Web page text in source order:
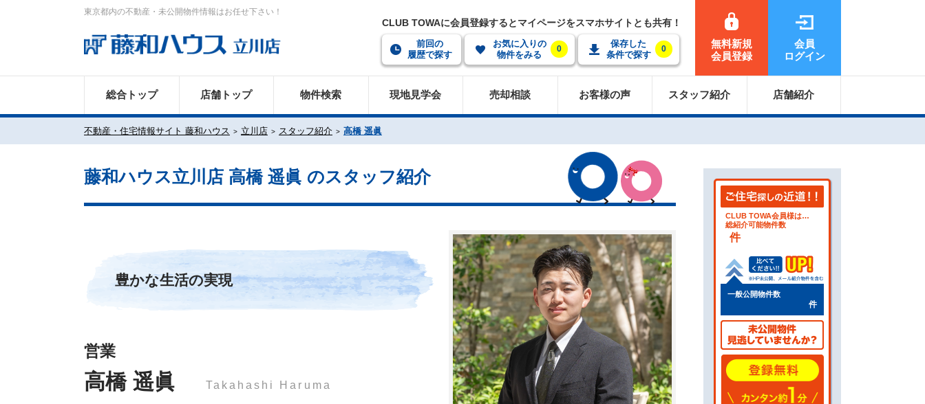
東京都内の不動産・未公開物件情報はお任せ下さい！
CLUB TOWAに会員登録するとマイページをスマホサイトとも共有！
前回の
履歴で探す
お気に入りの
物件をみる
0
保存した
条件で探す
0
無料新規
会員登録
会員
ログイン
総合トップ 店舗トップ 物件検索 現地見学会 売却相談 お客様の声 スタッフ紹介 店舗紹介
不動産・住宅情報サイト 藤和ハウス 立川店 スタッフ紹介 高橋 遥眞
藤和ハウス立川店 高橋 遥眞 のスタッフ紹介
豊かな生活の実現
営業
高橋 遥眞 Takahashi Haruma
CLUB TOWA会員様は…
総紹介可能物件数
件
一般公開物件数
件